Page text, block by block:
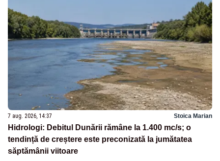
7 aug. 2026, 14:37 Stoica Marian
Hidrologi: Debitul Dunării rămâne la 1.400 mc/s; o
tendință de creștere este preconizată la jumătatea
săptămânii viitoare